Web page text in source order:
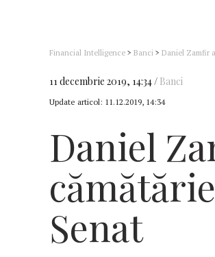
Financial Intelligence > Banci > Daniel Zamfir
11 decembrie 2019, 14:34 Banci
Update articol: 11.12.2019, 14:34
Daniel
Senat